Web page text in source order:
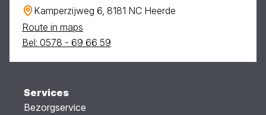
Kamperzijweg 6, 8181 NC Heerde
Route in maps
Bel: 0578 - 69 66 59
Services
Bezorgservice